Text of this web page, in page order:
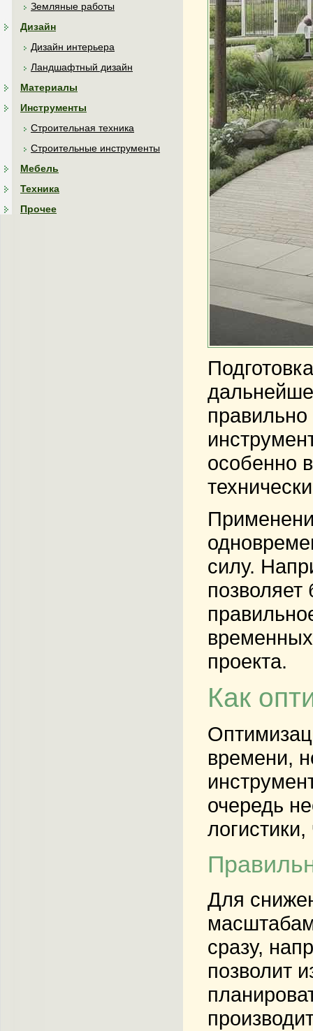
Земляные работы
Дизайн
Дизайн интерьера
Ландшафтный дизайн
Материалы
Инструменты
Строительная техника
Строительные инструменты
Мебель
Техника
Прочее
особенно
силу.
проекта.
Как
времени,
очередь
Для
сразу,
позволит